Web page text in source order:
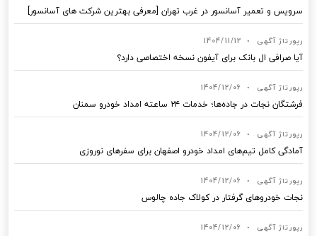
سرویس و تعمیر آسانسور در غرب تهران [معرفی بهترین شرکت های آسانسور]
رپورتاژ آگهی •
1404/11/12
آیا صرافی ال بانک برای آیفون نسخه اختصاصی دارد؟
رپورتاژ آگهی •
1404/12/06
فرشتگان نجات در جاده‌ها؛ خدمات ۲۴ ساعته امداد خودرو سمنان
رپورتاژ آگهی •
1404/12/06
آمادگی کامل تیم‌های امداد خودرو اصفهان برای سفرهای نوروزی
رپورتاژ آگهی •
1404/12/06
نجات خودروهای گرفتار در کولاک جاده چالوس
رپورتاژ آگهی •
1404/12/06